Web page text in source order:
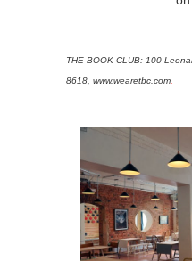
THE BOOK CLUB: 100
8618, www.wearetbc.com.